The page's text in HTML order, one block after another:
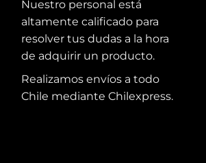
Nuestro personal está
altamente calificado para
resolver tus dudas a la hora
de adquirir un producto.
Realizamos envíos a todo
Chile mediante Chilexpress.